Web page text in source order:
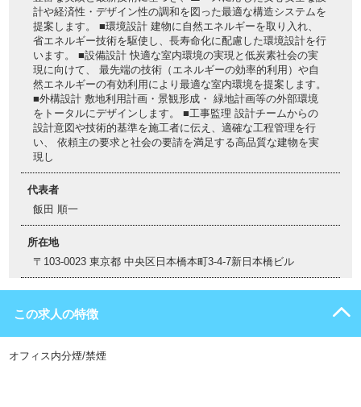
計や経済性・デザイン性の調和を図った最適な構造システムを
提案します。 ■環境設計 建物に自然エネルギーを取り入れ、
省エネルギー技術を駆使し、長寿命化に配慮した環境設計を行
います。 ■設備設計 快適な室内環境の実現と低炭素社会の実
現に向けて、 最先端の技術（エネルギーの効率的利用）や自
然エネルギーの有効利用により最適な室内環境を提案します。
■外構設計 敷地利用計画・景観形成・ 緑地計画等の外部環境
をトータルにデザインします。 ■工事監理 設計チームからの
設計意図や技術的基準を施工者に伝え、適確な工程管理を行
い、 依頼主の要求と社会の要請を満足する高品質な建物を実
現し
代表者
飯田 順一
所在地
〒103-0023 東京都 中央区日本橋本町3-4-7新日本橋ビル
この求人の特徴
オフィス内分煙/禁煙